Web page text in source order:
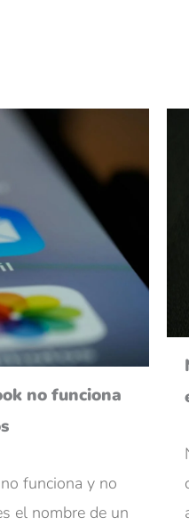
no funciona
funciona y no
el nombre de un